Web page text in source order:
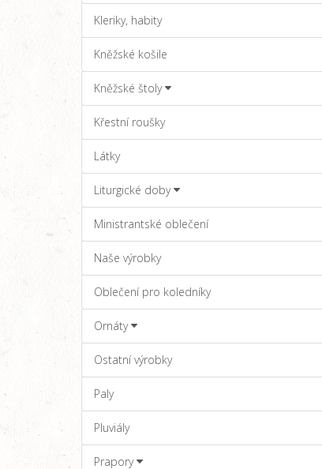
Kleriky, habity
Kněžské košile
Kněžské štoly
Křestní roušky
Látky
Liturgické doby
Ministrantské oblečení
Naše výrobky
Oblečení pro koledníky
Ornáty
Ostatní výrobky
Paly
Pluviály
Prapory